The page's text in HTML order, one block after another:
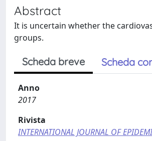
Abstract
It is uncertain whether the
groups.
Scheda breve Scheda
Anno
2017
Rivista
INTERNATIONAL JOURNAL OF